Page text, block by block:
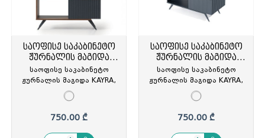
საოფისე საკაბინეტო
ჟურნალის მაგიდა
KAYRA
საოფისე საკაბინეტო
ჟურნალის მაგიდა KAYRA,
მუქი ყავისფერი კაკალი/
ანტრაციტი, 100x50x50სმ,
მეტალის
ფეხით(თურქეთი),
MOON/ANTRASIT, GT-
750.00 ₾
საოფისე საკაბინეტო
ჟურნალის მაგიდა
KAYRA
საოფისე საკაბინეტო
ჟურნალის მაგიდა KAYRA,
100x50x50სმ, შავი/
ანტრაციტი, BLACK
REGISTER/ROYAL MERMER,
GT-313430
750.00 ₾